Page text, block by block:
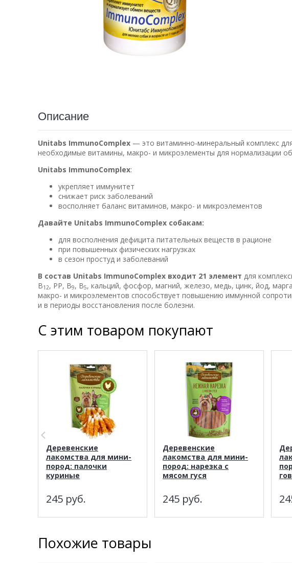
Описание
Unitabs ImmunoComplex — это витаминно-минеральный комплекс
необходимые витамины, макро- и микроэлементы для нормализации
Unitabs ImmunoComplex:
укрепляет иммунитет
снижает риск заболеваний
восполняет баланс витаминов, макро- и микроэлементов
Давайте Unitabs ImmunoComplex собакам:
для восполнения дефицита питательных веществ в рационе
при повышенных физических нагрузках
в сезон простуд и заболеваний
В состав Unitabs ImmunoComplex входит 21 элемент для
В12, РР, В9, В5, кальций, фосфор, магний, железо, медь, цинк, йод,
макро- и микроэлементов способствует повышению иммунной
и в периоды восстановления после болезни.
С этим товаром покупают
Деревенские
лакомства для мини-
пород: палочки
куриные
245 руб.
Деревенские
лакомства для мини-
пород: нарезка с
мясом гуся
245 руб.
Похожие товары